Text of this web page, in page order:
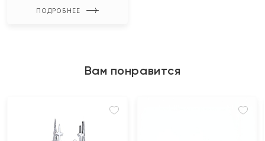
ПОДРОБНЕЕ
Вам понравится